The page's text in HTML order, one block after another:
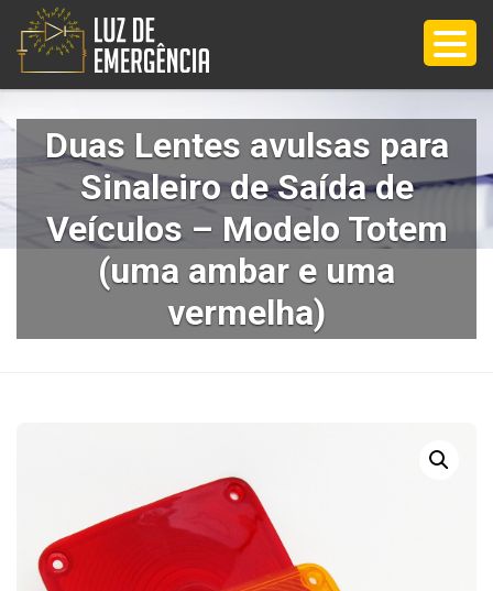
Duas Lentes avulsas para
Sinaleiro de Saída de
Veículos – Modelo Totem
(uma ambar e uma
vermelha)